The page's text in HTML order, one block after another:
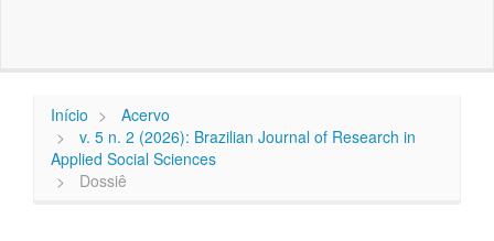
Início
Acervo
v. 5 n. 2 (2026): Brazilian Journal of Research in
Applied Social Sciences
Dossiê